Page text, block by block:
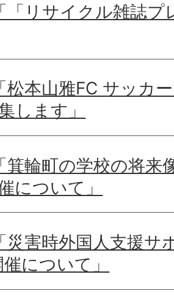
「リサイクル雑誌
松本山雅FC サッカ
します」
箕輪町の学校の将来
について」
災害時外国人支援サ
について」